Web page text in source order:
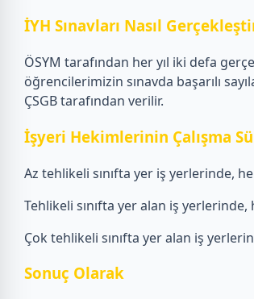
İYH Sınavları Nasıl
ÖSYM tarafından her yıl iki defa
öğrencilerimizin sınavda başarılı
ÇSGB tarafından verilir.
İşyeri Hekimlerinin Çalışma
Az tehlikeli sınıfta yer iş yerlerinde,
Tehlikeli sınıfta yer alan iş yerlerinde,
Çok tehlikeli sınıfta yer alan iş
Sonuç Olarak